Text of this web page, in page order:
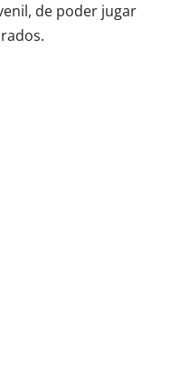
de poder jugar